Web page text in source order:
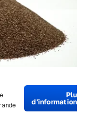
Plus
d'informations